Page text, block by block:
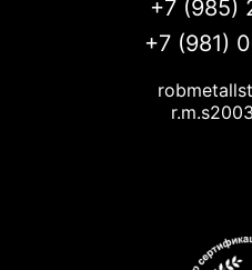
+7 (985)
+7 (981)